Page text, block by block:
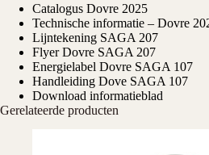
Catalogus Dovre 2025
Technische informatie – Dovre
Lijntekening SAGA 207
Flyer Dovre SAGA 207
Energielabel Dovre SAGA 107
Handleiding Dove SAGA 107
Download informatieblad
Gerelateerde producten